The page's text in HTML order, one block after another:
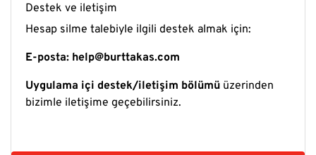
Destek ve iletişim
Hesap silme talebiyle ilgili destek almak için:
E-posta: help@burttakas.com
Uygulama içi destek/iletişim bölümü üzerinden
bizimle iletişime geçebilirsiniz.